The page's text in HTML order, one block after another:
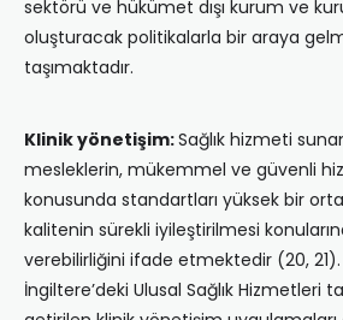
sektörü ve hükümet dışı kurum ve
oluşturacak politikalarla bir araya
taşımaktadır.
Klinik yönetişim:Sağlık hizmeti
mesleklerin, mükemmel ve güvenli
konusunda standartları yüksek bir
kalitenin sürekli iyileştirilmesi
verebilirliğini ifade etmektedir (20, 21).
İngiltere’deki Ulusal Sağlık Hizmetleri